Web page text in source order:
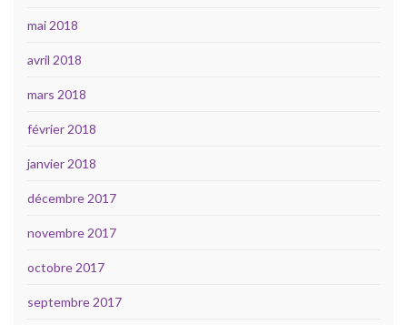
mai 2018
avril 2018
mars 2018
février 2018
janvier 2018
décembre 2017
novembre 2017
octobre 2017
septembre 2017